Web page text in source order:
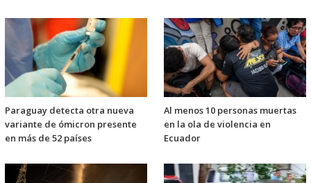
Paraguay detecta otra nueva
variante de ómicron presente
en más de 52 países
Al menos 10 personas muertas
en la ola de violencia en
Ecuador